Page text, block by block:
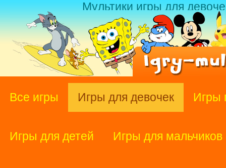
Мультики игры для
Все игры Игры для девочек Игры
Игры для детей Игры для мальчиков